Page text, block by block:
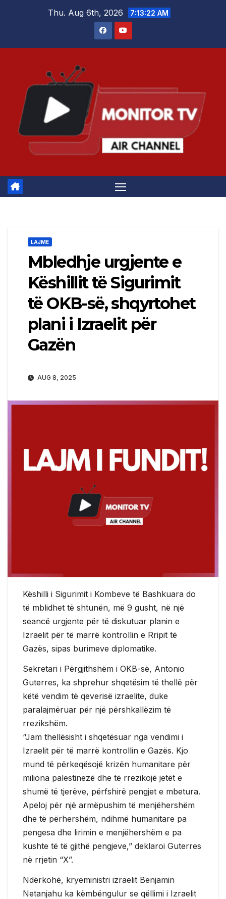
Thu. Aug 6th, 2026 7:13:23 AM
LAJME
Mbledhje urgjente e
Këshillit të Sigurimit
të OKB-së, shqyrtohet
plani i Izraelit për
Gazën
AUG 8, 2025
Këshilli i Sigurimit i Kombeve të Bashkuara do
të mblidhet të shtunën, më 9 gusht, në një
seancë urgjente për të diskutuar planin e
Izraelit për të marrë kontrollin e Rripit të
Gazës, sipas burimeve diplomatike.
Sekretari i Përgjithshëm i OKB-së, Antonio
Guterres, ka shprehur shqetësim të thellë për
këtë vendim të qeverisë izraelite, duke
paralajmëruar për një përshkallëzim të
rrezikshëm.
“Jam thellësisht i shqetësuar nga vendimi i
Izraelit për të marrë kontrollin e Gazës. Kjo
mund të përkeqësojë krizën humanitare për
miliona palestinezë dhe të rrezikojë jetët e
shumë të tjerëve, përfshirë pengjet e mbetura.
Apeloj për një armëpushim të menjëhershëm
dhe të përhershëm, ndihmë humanitare pa
pengesa dhe lirimin e menjëhershëm e pa
kushte të të gjithë pengjeve,” deklaroi Guterres
në rrjetin “X”.
Ndërkohë, kryeministri izraelit Benjamin
Netanjahu ka këmbëngulur se qëllimi i Izraelit